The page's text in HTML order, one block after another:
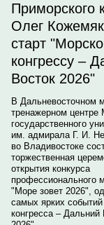
Приморского
Олег
старт
конгрессу –
Восток 2026"
В Дальневосточном
тренажерном центре
государственного
им. адмирала Г. И.
во Владивостоке
торжественная
открытия конкурса
профессионального
"Море зовет 2026",
самых ярких
конгресса – Дальний